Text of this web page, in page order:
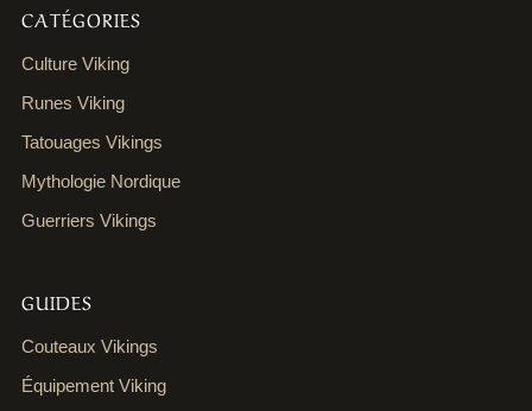
CATÉGORIES
Culture Viking
Runes Viking
Tatouages Vikings
Mythologie Nordique
Guerriers Vikings
GUIDES
Couteaux Vikings
Équipement Viking